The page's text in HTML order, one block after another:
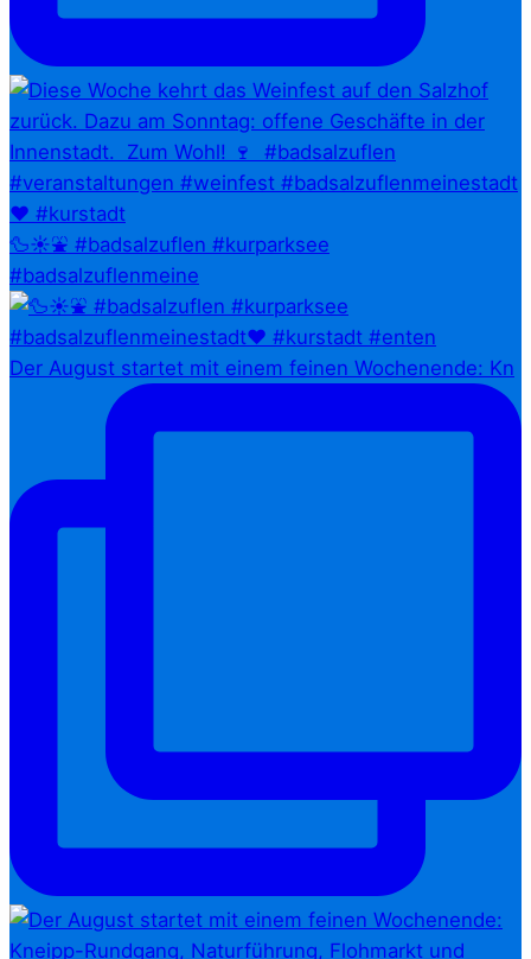
🦆☀️⛲ #badsalzuflen #kurparksee
#badsalzuflenmeine
Der August startet mit einem feinen Wochenende: Kn